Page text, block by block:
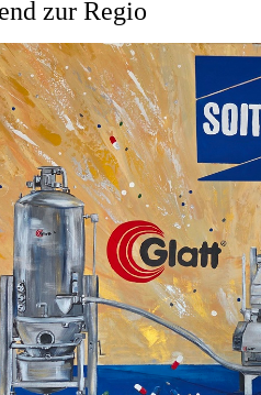
zur Regio